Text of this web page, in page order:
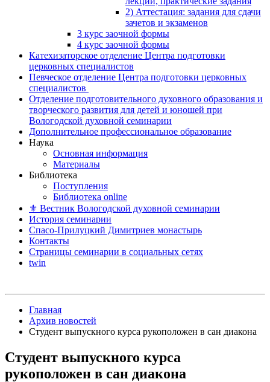
2) Аттестация: задания для сдачи
зачетов и экзаменов
3 курс заочной формы
4 курс заочной формы
Катехизаторское отделение Центра подготовки
церковных специалистов
Певческое отделение Центра подготовки церковных
специалистов
Отделение подготовительного духовного образования и
творческого развития для детей и юношей при
Вологодской духовной семинарии
Дополнительное профессиональное образование
Наука
Основная информация
Материалы
Библиотека
Поступления
Библиотека online
⚜ Вестник Вологодской духовной семинарии
История семинарии
Спасо-Прилуцкий Димитриев монастырь
Контакты
Страницы семинарии в социальных сетях
twin
Главная
Архив новостей
Студент выпускного курса рукоположен в сан диакона
Студент выпускного курса
рукоположен в сан диакона